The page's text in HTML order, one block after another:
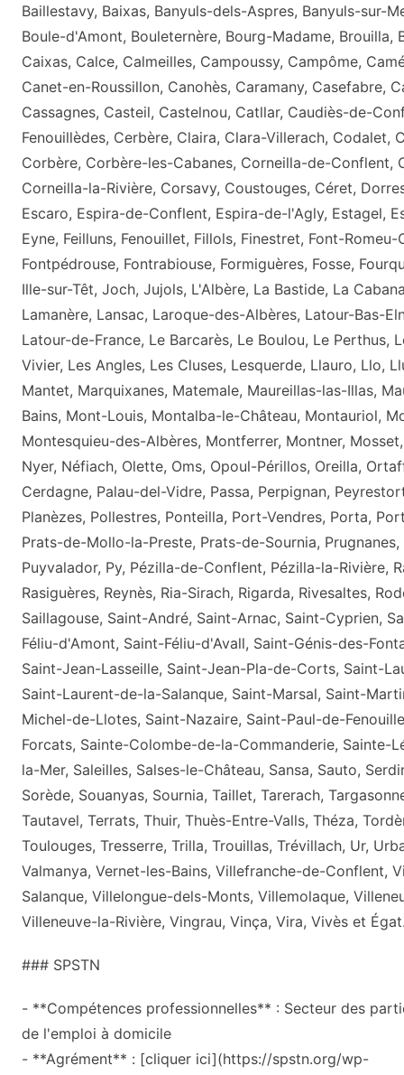
Baillestavy, Baixas, Banyuls-dels-Aspres, Banyuls-sur-
Boule-d'Amont, Bouleternère, Bourg-Madame, Brouilla,
Caixas, Calce, Calmeilles, Campoussy, Campôme,
Canet-en-Roussillon, Canohès, Caramany, Casefabre,
Cassagnes, Casteil, Castelnou, Catllar, Caudiès-de-
Fenouillèdes, Cerbère, Claira, Clara-Villerach, Codalet,
Corbère, Corbère-les-Cabanes, Corneilla-de-Conflent,
Corneilla-la-Rivière, Corsavy, Coustouges, Céret,
Escaro, Espira-de-Conflent, Espira-de-l'Agly, Estagel,
Eyne, Feilluns, Fenouillet, Fillols, Finestret, Font-Romeu-
Fontpédrouse, Fontrabiouse, Formiguères, Fosse,
Ille-sur-Têt, Joch, Jujols, L'Albère, La Bastide, La
Lamanère, Lansac, Laroque-des-Albères, Latour-Bas-
Latour-de-France, Le Barcarès, Le Boulou, Le Perthus,
Vivier, Les Angles, Les Cluses, Lesquerde, Llauro, Llo,
Mantet, Marquixanes, Matemale, Maureillas-las-Illas,
Bains, Mont-Louis, Montalba-le-Château, Montauriol,
Montesquieu-des-Albères, Montferrer, Montner,
Nyer, Néfiach, Olette, Oms, Opoul-Périllos, Oreilla,
Cerdagne, Palau-del-Vidre, Passa, Perpignan,
Planèzes, Pollestres, Ponteilla, Port-Vendres, Porta,
Prats-de-Mollo-la-Preste, Prats-de-Sournia,
Puyvalador, Py, Pézilla-de-Conflent, Pézilla-la-Rivière,
Rasiguères, Reynès, Ria-Sirach, Rigarda, Rivesaltes,
Saillagouse, Saint-André, Saint-Arnac, Saint-Cyprien,
Féliu-d'Amont, Saint-Féliu-d'Avall, Saint-Génis-des-
Saint-Jean-Lasseille, Saint-Jean-Pla-de-Corts, Saint-
Saint-Laurent-de-la-Salanque, Saint-Marsal, Saint-
Michel-de-Llotes, Saint-Nazaire, Saint-Paul-de-
Forcats, Sainte-Colombe-de-la-Commanderie, Sainte-
la-Mer, Saleilles, Salses-le-Château, Sansa, Sauto,
Sorède, Souanyas, Sournia, Taillet, Tarerach,
Tautavel, Terrats, Thuir, Thuès-Entre-Valls, Théza,
Toulouges, Tresserre, Trilla, Trouillas, Trévillach, Ur,
Valmanya, Vernet-les-Bains, Villefranche-de-Conflent,
Salanque, Villelongue-dels-Monts, Villemolaque,
Villeneuve-la-Rivière, Vingrau, Vinça, Vira, Vivès et
### SPSTN
- **Compétences professionnelles** : Secteur des
de l'emploi à domicile
- **Agrément** : [cliquer ici](https://spstn.org/wp-